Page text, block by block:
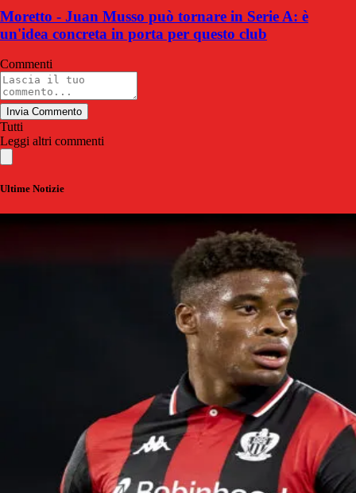
Moretto - Juan Musso può tornare in Serie A: è
un'idea concreta in porta per questo club
Commenti
Invia Commento
Tutti
Leggi altri commenti
Ultime Notizie